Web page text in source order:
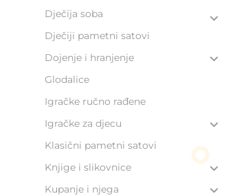
Dječija soba
Dječiji pametni satovi
Dojenje i hranjenje
Glodalice
Igračke ručno rađene
Igračke za djecu
Klasični pametni satovi
Knjige i slikovnice
Kupanje i njega